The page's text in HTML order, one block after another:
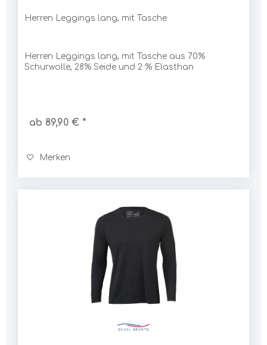
Herren Leggings lang, mit Tasche
Herren Leggings lang, mit Tasche aus 70%
Schurwolle, 28% Seide und 2 % Elasthan
ab 89,90 € *
Merken